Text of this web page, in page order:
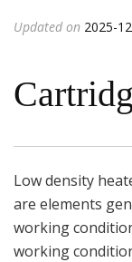
Updated on 2025-
Low density
are elements
working
working